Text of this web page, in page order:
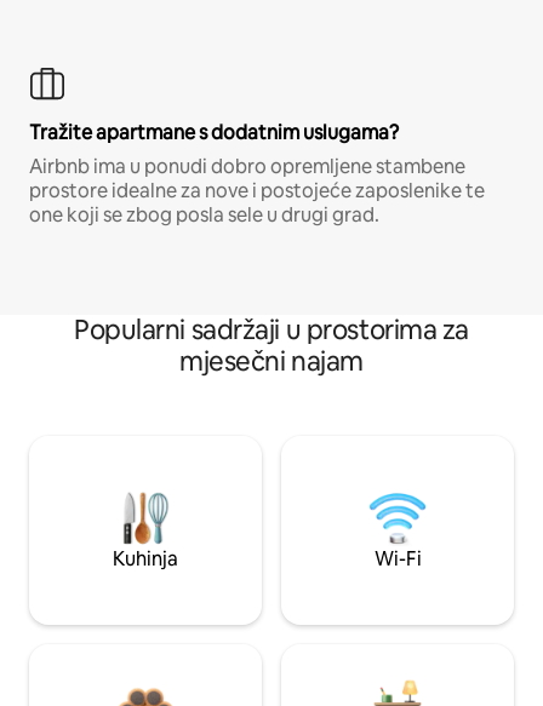
Tražite apartmane s dodatnim uslugama?
Airbnb ima u ponudi dobro opremljene stambene
prostore idealne za nove i postojeće zaposlenike te
one koji se zbog posla sele u drugi grad.
Popularni sadržaji u prostorima za
mjesečni najam
Kuhinja Wi-Fi